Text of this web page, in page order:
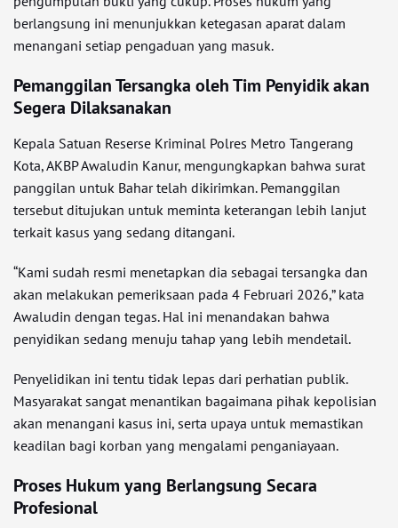
berlangsung ini menunjukkan ketegasan aparat dalam
menangani setiap pengaduan yang masuk.
Pemanggilan Tersangka oleh Tim Penyidik akan
Segera Dilaksanakan
Kepala Satuan Reserse Kriminal Polres Metro Tangerang
Kota, AKBP Awaludin Kanur, mengungkapkan bahwa surat
panggilan untuk Bahar telah dikirimkan. Pemanggilan
tersebut ditujukan untuk meminta keterangan lebih lanjut
terkait kasus yang sedang ditangani.
“Kami sudah resmi menetapkan dia sebagai tersangka dan
akan melakukan pemeriksaan pada 4 Februari 2026,” kata
Awaludin dengan tegas. Hal ini menandakan bahwa
penyidikan sedang menuju tahap yang lebih mendetail.
Penyelidikan ini tentu tidak lepas dari perhatian publik.
Masyarakat sangat menantikan bagaimana pihak kepolisian
akan menangani kasus ini, serta upaya untuk memastikan
keadilan bagi korban yang mengalami penganiayaan.
Proses Hukum yang Berlangsung Secara
Profesional